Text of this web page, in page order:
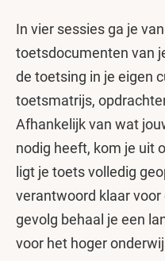
In vier sessies ga je
toetsdocumenten van
de toetsing in je eigen
toetsmatrijs,
Afhankelijk van wat
nodig heeft, kom je uit
ligt je toets volledig
verantwoord klaar
gevolg behaal je een
voor het hoger